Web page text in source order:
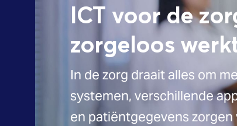
ICT voor de
zorgeloos
In de zorg draait alles om
systemen, verschillende
en patiëntgegevens